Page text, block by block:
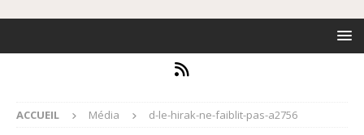
ACCUEIL Média d-le-hirak-ne-faiblit-pas-a2756